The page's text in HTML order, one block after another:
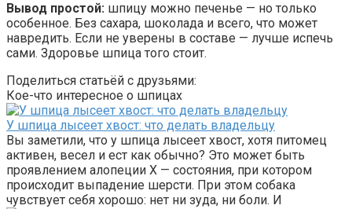
Вывод простой: шпицу можно печенье — но только
особенное. Без сахара, шоколада и всего, что может
навредить. Если не уверены в составе — лучше испечь
сами. Здоровье шпица того стоит.
Поделиться статьёй с друзьями:
Кое-что интересное о шпицах
У шпица лысеет хвост: что делать владельцу
Вы заметили, что у шпица лысеет хвост, хотя питомец
активен, весел и ест как обычно? Это может быть
проявлением алопеции X — состояния, при котором
происходит выпадение шерсти. При этом собака
чувствует себя хорошо: нет ни зуда, ни боли. И